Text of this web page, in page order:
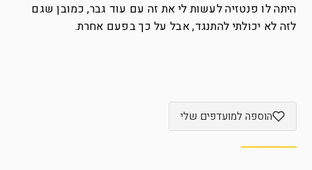
היתה לו פנטזיה לעשות לי את זה עם עוד גבר, כמובן שגם
לזה לא יכולתי להתנגד, אבל על כך בפעם אחרת.
הוספה למועדפים שלי